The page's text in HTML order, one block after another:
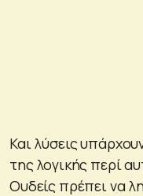
Και λύσεις
της λογικής περί
Ουδείς πρέπει να